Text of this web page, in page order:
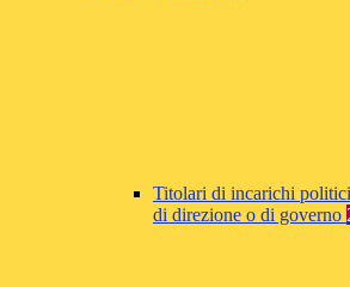
Titolari di incarichi
di direzione o di governo